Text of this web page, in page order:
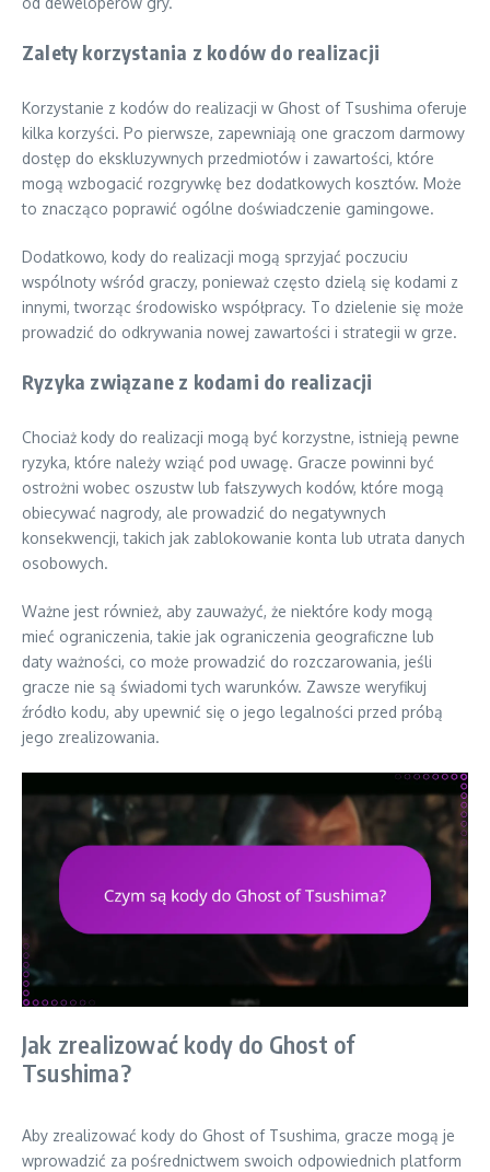
Zalety korzystania z kodów do realizacji
Korzystanie z kodów do realizacji w Ghost of Tsushima oferuje
kilka korzyści. Po pierwsze, zapewniają one graczom darmowy
dostęp do ekskluzywnych przedmiotów i zawartości, które
mogą wzbogacić rozgrywkę bez dodatkowych kosztów. Może
to znacząco poprawić ogólne doświadczenie gamingowe.
Dodatkowo, kody do realizacji mogą sprzyjać poczuciu
wspólnoty wśród graczy, ponieważ często dzielą się kodami z
innymi, tworząc środowisko współpracy. To dzielenie się może
prowadzić do odkrywania nowej zawartości i strategii w grze.
Ryzyka związane z kodami do realizacji
Chociaż kody do realizacji mogą być korzystne, istnieją pewne
ryzyka, które należy wziąć pod uwagę. Gracze powinni być
ostrożni wobec oszustw lub fałszywych kodów, które mogą
obiecywać nagrody, ale prowadzić do negatywnych
konsekwencji, takich jak zablokowanie konta lub utrata danych
osobowych.
Ważne jest również, aby zauważyć, że niektóre kody mogą
mieć ograniczenia, takie jak ograniczenia geograficzne lub
daty ważności, co może prowadzić do rozczarowania, jeśli
gracze nie są świadomi tych warunków. Zawsze weryfikuj
źródło kodu, aby upewnić się o jego legalności przed próbą
jego zrealizowania.
Jak zrealizować kody do Ghost of
Tsushima?
Aby zrealizować kody do Ghost of Tsushima, gracze mogą je
wprowadzić za pośrednictwem swoich odpowiednich platform